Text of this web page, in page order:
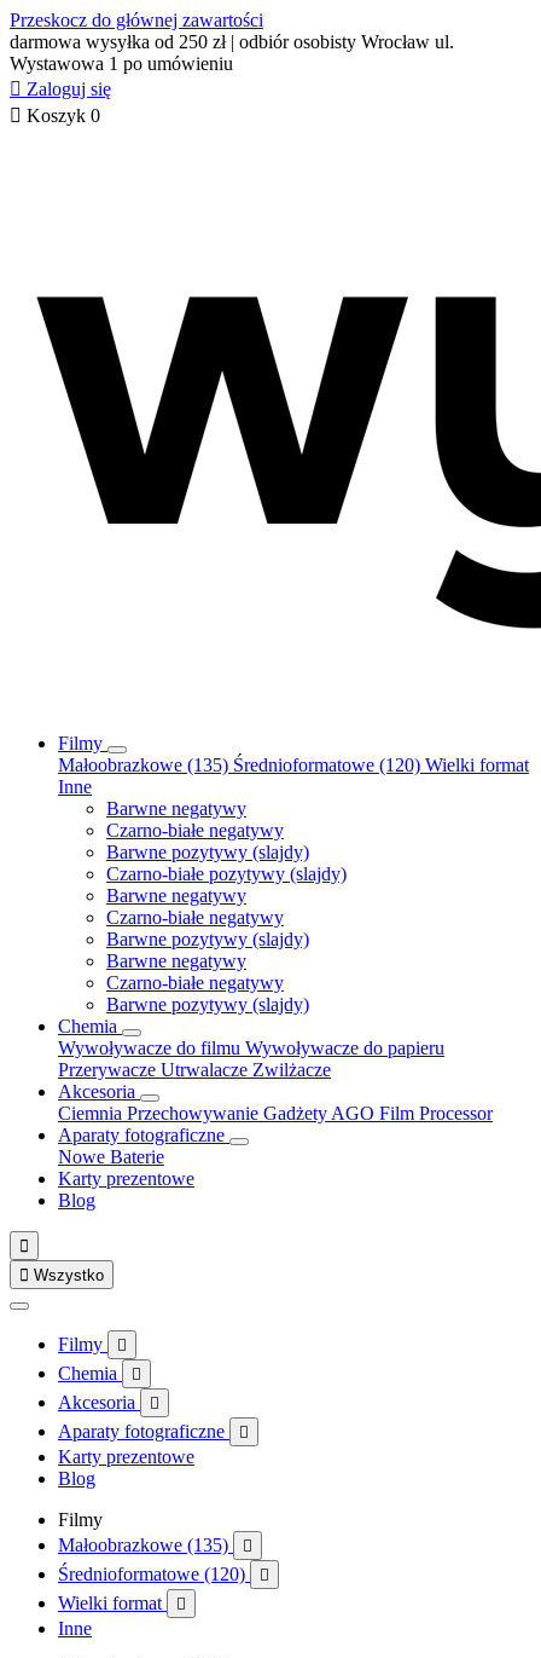
Przeskocz do głównej zawartości
darmowa wysyłka od 250 zł | odbiór osobisty Wrocław ul.
Wystawowa 1 po umówieniu
 Zaloguj się
 Koszyk 0
Filmy
Małoobrazkowe (135) Średnioformatowe (120) Wielki format
Inne
Barwne negatywy
Czarno-białe negatywy
Barwne pozytywy (slajdy)
Czarno-białe pozytywy (slajdy)
Barwne negatywy
Czarno-białe negatywy
Barwne pozytywy (slajdy)
Barwne negatywy
Czarno-białe negatywy
Barwne pozytywy (slajdy)
Chemia
Wywoływacze do filmu Wywoływacze do papieru
Przerywacze Utrwalacze Zwilżacze
Akcesoria
Ciemnia Przechowywanie Gadżety AGO Film Processor
Aparaty fotograficzne
Nowe Baterie
Karty prezentowe
Blog

 Wszystko
Filmy 
Chemia 
Akcesoria 
Aparaty fotograficzne 
Karty prezentowe
Blog
Filmy
Małoobrazkowe (135)

Średnioformatowe (120) 
Wielki format 
Inne